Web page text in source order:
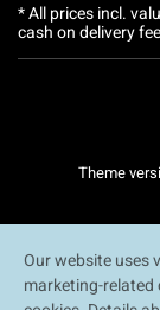
* All prices incl.
cash on delivery
Theme
Our website uses
marketing-related